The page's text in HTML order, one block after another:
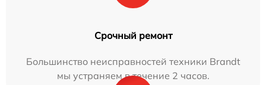
Срочный ремонт
Большинство неисправностей техники Brandt
мы устраняем в течение 2 часов.